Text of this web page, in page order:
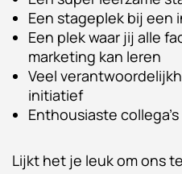
Een stageplek bij een
Een plek waar jij alle
marketing kan leren
Veel
initiatief
Enthousiaste collega’s
Lijkt het je leuk om ons